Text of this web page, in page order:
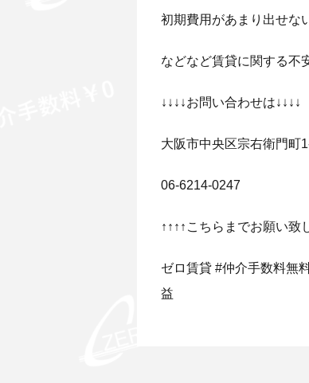
初期費用があまり出せな
などなど賃貸に関する不
↓↓↓↓お問い合わせは↓↓↓↓
大阪市中央区宗右衛門町
06-6214-0247
↑↑↑↑こちらまでお願い致
ゼロ賃貸 #仲介手数料無
益